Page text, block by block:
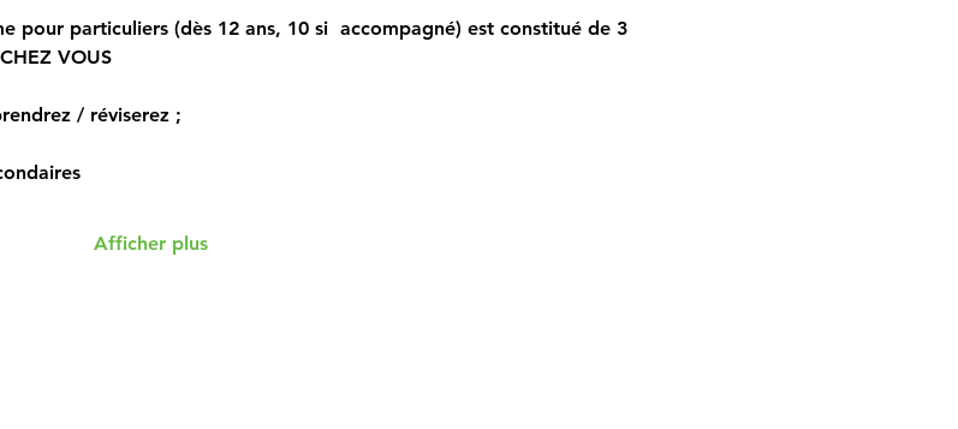
pour particuliers (dès 12 ans, 10 si  accompagné) est constitué de 3
VOUS
/ réviserez ;
Afficher plus